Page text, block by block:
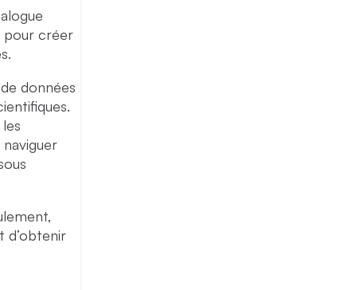
pour créer
données
d’obtenir